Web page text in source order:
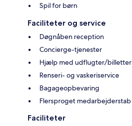
Spil for børn
Faciliteter og service
Døgnåben reception
Concierge-tjenester
Hjælp med udflugter/billetter
Renseri- og vaskeriservice
Bagageopbevaring
Flersproget medarbejderstab
Faciliteter